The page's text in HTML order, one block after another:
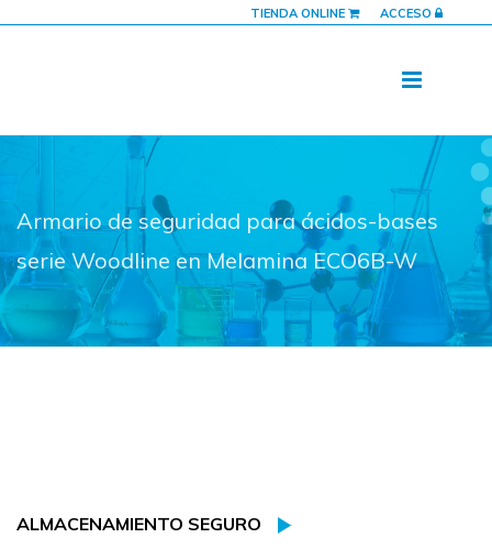
TIENDA ONLINE ACCESO
Armario de seguridad para ácidos-bases
serie Woodline en Melamina ECO6B-W
ALMACENAMIENTO SEGURO